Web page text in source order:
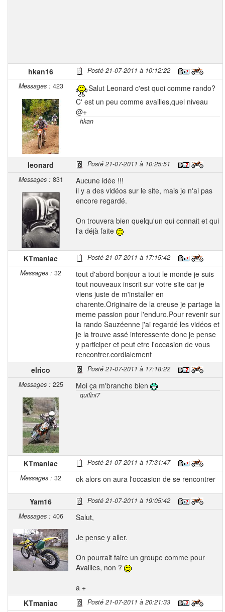
hkan16
Posté 21-07-2011 à 10:12:22
Messages : 423
Salut Leonard c'est quoi comme rando?
C' est un peu comme availles,quel niveau
@+
hkan
leonard
Posté 21-07-2011 à 10:25:51
Messages : 831
Aucune idée !!!
il y a des vidéos sur le site, mais je n'ai pas
encore regardé.
On trouvera bien quelqu'un qui connait et qui
l'a déjà faite
KTmaniac
Posté 21-07-2011 à 17:15:42
Messages : 32
tout d'abord bonjour a tout le monde je suis
tout nouveaux inscrit sur votre site car je
viens juste de m'installer en
charente.Originaire de la creuse je partage la
meme passion pour l'enduro.Pour revenir sur
la rando Sauzéenne j'ai regardé les vidéos et
je la trouve assé interessente donc je pense
y participer et peut etre l'occasion de vous
rencontrer.cordialement
elrico
Posté 21-07-2011 à 17:18:22
Messages : 225 Moi ça m'branche bien
quifini7
KTmaniac
Posté 21-07-2011 à 17:31:47
Messages : 32 ok alors on aura l'occasion de se rencontrer
Yam16
Posté 21-07-2011 à 19:05:42
Messages : 406
Salut,
Je pense y aller.
On pourrait faire un groupe comme pour
Availles, non ?
a +
KTmaniac
Posté 21-07-2011 à 20:21:33